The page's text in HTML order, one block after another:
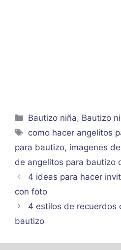
Categorías
Bautizo niña, Bautizo
Etiquetas
como hacer angelitos
para bautizo, imagenes
de angelitos para bautizo
4 ideas para hacer
con foto
4 estilos de recuerdos
bautizo